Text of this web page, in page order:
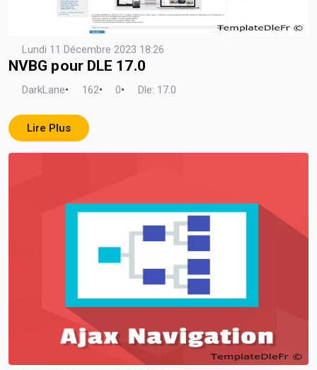
Lundi 11 Décembre 2023 18:26
NVBG pour DLE 17.0
DarkLane• 162• 0• Dle: 17.0
Lire Plus